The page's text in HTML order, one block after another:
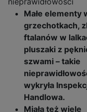
Małe elementy
grzechotkach,
ftalanów w
pluszaki z
szwami – takie
wykryła
Handlowa.
Miała też wiele